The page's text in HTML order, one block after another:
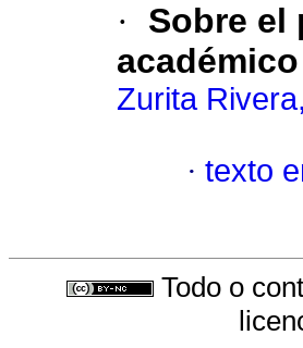
·
Sobre el
académico
Zurita
· texto
Todo o